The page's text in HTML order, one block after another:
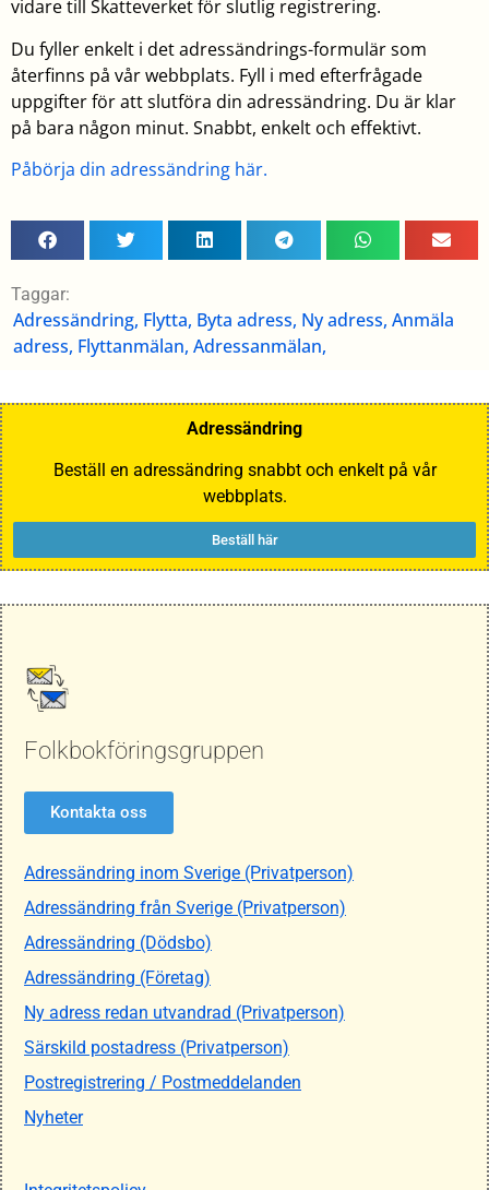
vidare till Skatteverket för slutlig registrering.
Du fyller enkelt i det adressändrings-formulär som
återfinns på vår webbplats. Fyll i med efterfrågade
uppgifter för att slutföra din adressändring. Du är klar
på bara någon minut. Snabbt, enkelt och effektivt.
Påbörja din adressändring här.
Taggar:
Adressändring, Flytta, Byta adress, Ny adress, Anmäla
adress, Flyttanmälan, Adressanmälan,
Adressändring
Beställ en adressändring snabbt och enkelt på vår
webbplats.
Beställ här
Folkbokföringsgruppen
Kontakta oss
Adressändring inom Sverige (Privatperson)
Adressändring från Sverige (Privatperson)
Adressändring (Dödsbo)
Adressändring (Företag)
Ny adress redan utvandrad (Privatperson)
Särskild postadress (Privatperson)
Postregistrering / Postmeddelanden
Nyheter